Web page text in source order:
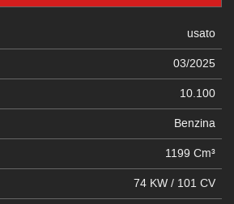
usato
03/2025
10.100
Benzina
1199 Cm³
74 KW / 101 CV